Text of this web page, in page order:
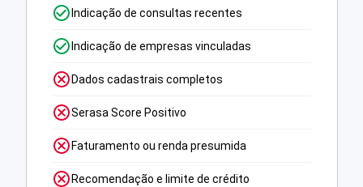
Indicação de consultas recentes
Indicação de empresas vinculadas
Dados cadastrais completos
Serasa Score Positivo
Faturamento ou renda presumida
Recomendação e limite de crédito